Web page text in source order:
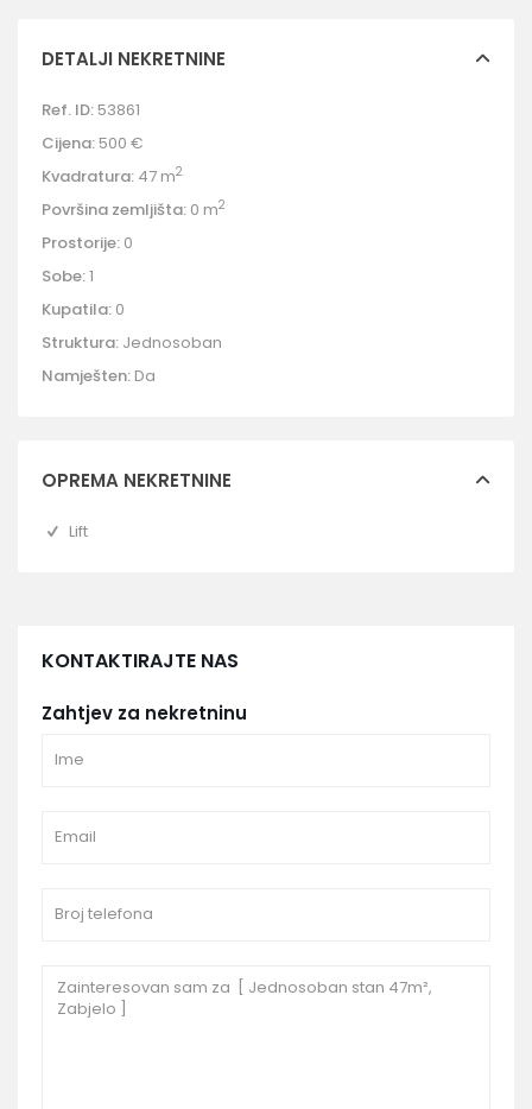
DETALJI NEKRETNINE
Ref. ID: 53861
Cijena: 500 €
Kvadratura: 47 m2
Površina zemljišta: 0 m2
Prostorije: 0
Sobe:1
Kupatila: 0
Struktura: Jednosoban
Namješten: Da
OPREMA NEKRETNINE
Lift
KONTAKTIRAJTE NAS
Zahtjev za nekretninu